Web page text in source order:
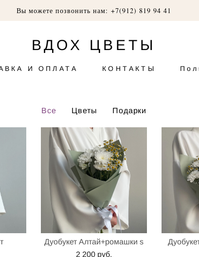
Вы можете позвонить нам: +7(912) 819 94 41
ВДОХ ЦВЕТЫ
И ОПЛАТА КОНТАКТЫ
Все Цветы Подарки
Дуобукет Алтай+ромашки s
2 200 pуб.